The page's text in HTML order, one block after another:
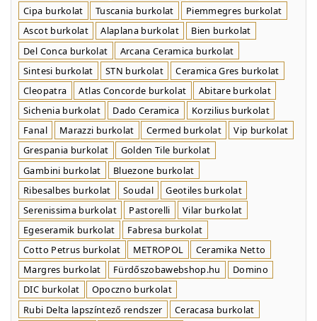
Cipa burkolat
Tuscania burkolat
Piemmegres burkolat
Ascot burkolat
Alaplana burkolat
Bien burkolat
Del Conca burkolat
Arcana Ceramica burkolat
Sintesi burkolat
STN burkolat
Ceramica Gres burkolat
Cleopatra
Atlas Concorde burkolat
Abitare burkolat
Sichenia burkolat
Dado Ceramica
Korzilius burkolat
Fanal
Marazzi burkolat Cermed burkolat
Vip burkolat
Grespania burkolat
Golden Tile burkolat
Gambini burkolat
Bluezone burkolat
Ribesalbes burkolat
Soudal
Geotiles burkolat
Serenissima burkolat
Pastorelli
Vilar burkolat
Egeseramik burkolat
Fabresa burkolat
Cotto Petrus burkolat
METROPOL
Ceramika Netto
Margres burkolat
Fürdőszobawebshop.hu
Domino
DIC burkolat
Opoczno burkolat
Rubi Delta lapszíntező rendszer
Ceracasa burkolat